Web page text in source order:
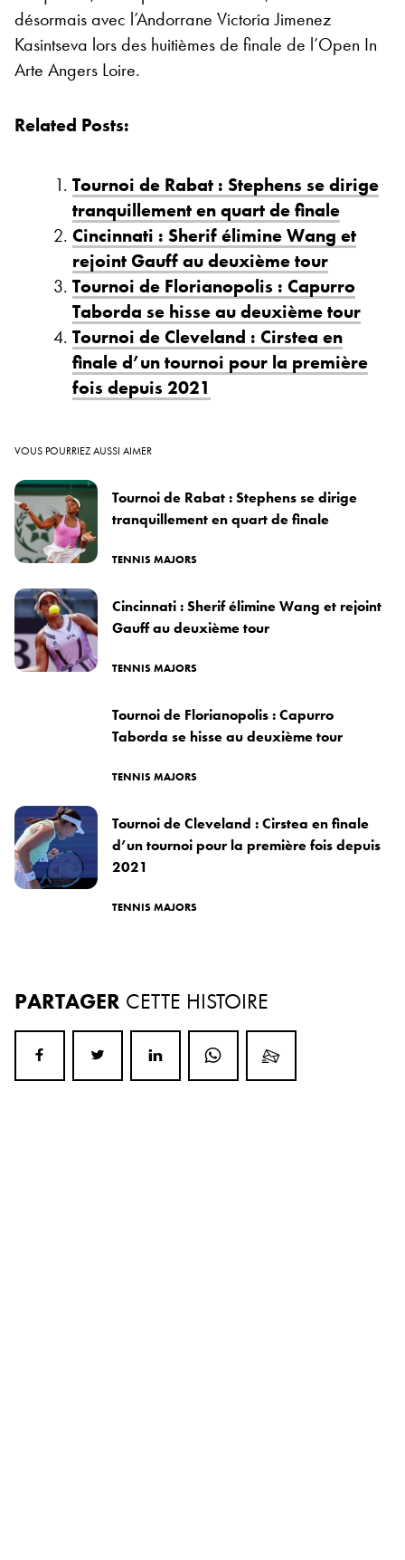
désormais avec l’Andorrane Victoria Jimenez
Kasintseva lors des huitièmes de finale de l’Open In
Arte Angers Loire.
Related Posts:
Tournoi de Rabat : Stephens se dirige
tranquillement en quart de finale
Cincinnati : Sherif élimine Wang et
rejoint Gauff au deuxième tour
Tournoi de Florianopolis : Capurro
Taborda se hisse au deuxième tour
Tournoi de Cleveland : Cirstea en
finale d’un tournoi pour la première
fois depuis 2021
VOUS POURRIEZ AUSSI AIMER
Tournoi de Rabat : Stephens se dirige
tranquillement en quart de finale
TENNIS MAJORS
Cincinnati : Sherif élimine Wang et rejoint
Gauff au deuxième tour
TENNIS MAJORS
Tournoi de Florianopolis : Capurro
Taborda se hisse au deuxième tour
TENNIS MAJORS
Tournoi de Cleveland : Cirstea en finale
d’un tournoi pour la première fois depuis
2021
TENNIS MAJORS
PARTAGER CETTE HISTOIRE